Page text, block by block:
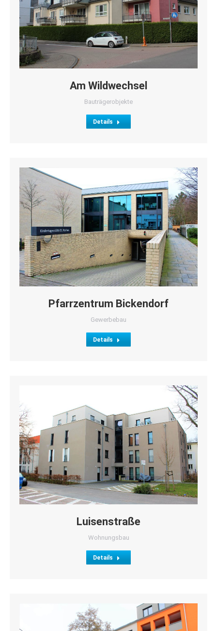
Am Wildwechsel
Bauträgerobjekte
Details
Pfarrzentrum Bickendorf
Gewerbebau
Details
Luisenstraße
Wohnungsbau
Details